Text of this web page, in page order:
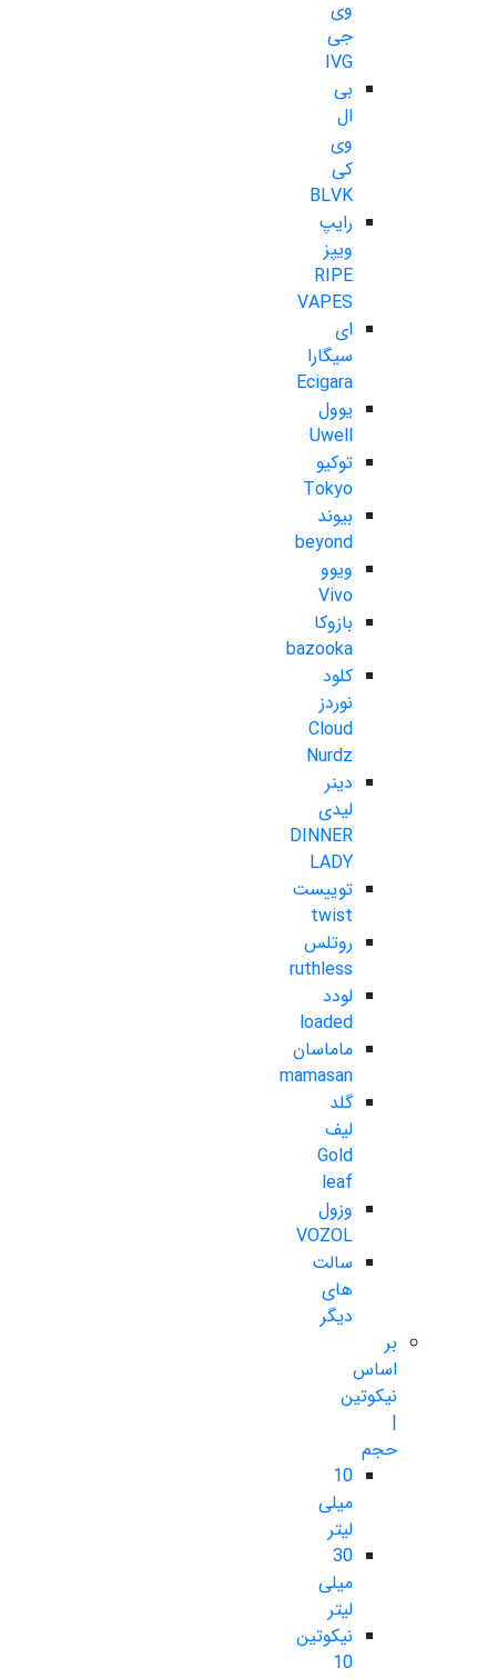
وی
جی
IVG
بی
ال
وی
کی
BLVK
رایپ
ویپز
RIPE
VAPES
ای
سیگارا
Ecigara
یوول
Uwell
توکیو
Tokyo
بیوند
beyond
ویوو
Vivo
بازوکا
bazooka
کلود
نوردز
Cloud
Nurdz
دینر
لیدی
DINNER
LADY
توییست
twist
روتلس
ruthless
لودد
loaded
ماماسان
mamasan
گلد
لیف
Gold
leaf
وزول
VOZOL
سالت
های
دیگر
بر
اساس
نیکوتین
|
حجم
10
میلی
لیتر
30
میلی
لیتر
نیکوتین
10